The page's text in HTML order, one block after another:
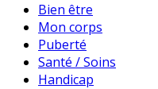
Bien être
Mon corps
Puberté
Santé / Soins
Handicap